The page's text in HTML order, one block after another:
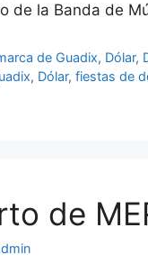
de la Banda de
de Guadix, Dólar,
, Dólar,fiestas de
de